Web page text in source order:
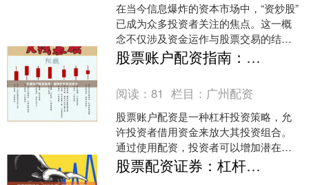
在当今信息爆炸的资本市场中，“资炒股”
已成为众多投资者关注的焦点。这一概
念不仅涉及资金运作与股票交易的结
合，更蕴含着复杂的策略选择、风险管
理和合规要求。随着我国....
股票账户配资指南：解锁杠杆投资潜力
阅读：81 栏目： 广州配资
股票账户配资是一种杠杆投资策略，允
许投资者借用资金来放大其投资组合。
通过使用配资，投资者可以增加潜在收
益期货配资配资，但也增加了风险。 **
如何配资？** 要配....
股票配资证券：杠杆投资，风险与收益并存